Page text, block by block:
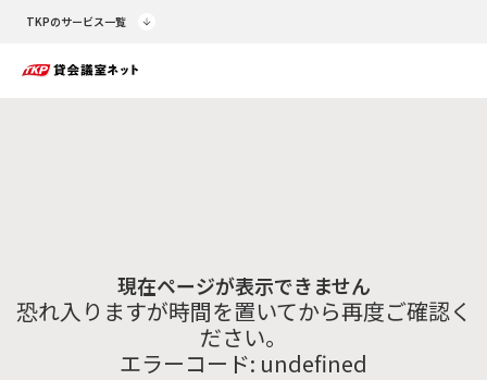
TKPのサービス一覧
現在ページが表示できません
恐れ入りますが時間を置いてから再度ご確認く
ださい。
エラーコード: undefined